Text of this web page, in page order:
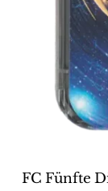
FC Fünfte